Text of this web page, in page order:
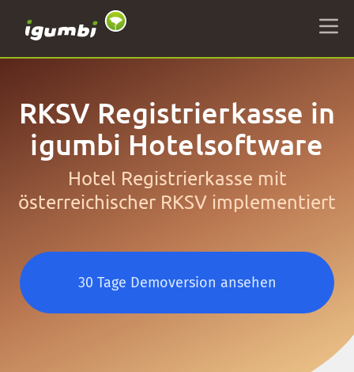
RKSV Registrierkasse in
igumbi Hotelsoftware
Hotel Registrierkasse mit
österreichischer RKSV implementiert
30 Tage Demoversion ansehen